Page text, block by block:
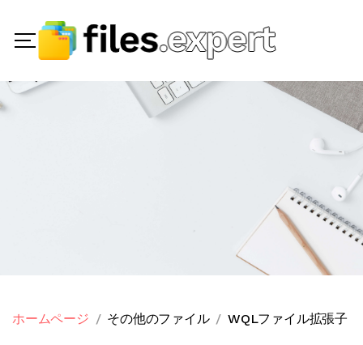
ホームページ その他のファイル WQLファイル拡張子